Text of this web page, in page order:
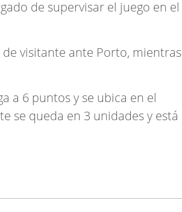
de supervisar el juego en el
visitante ante Porto, mientras
a 6 puntos y se ubica en el
se queda en 3 unidades y está